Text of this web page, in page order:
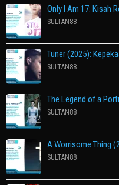
Only I Am 17: Kisah
SULTAN88
Tuner (2025):
SULTAN88
The Legend of a
SULTAN88
A Worrisome Thing
SULTAN88